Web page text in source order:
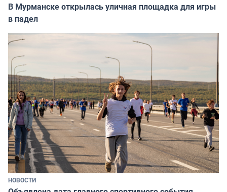
В Мурманске открылась уличная площадка для игры
в падел
НОВОСТИ